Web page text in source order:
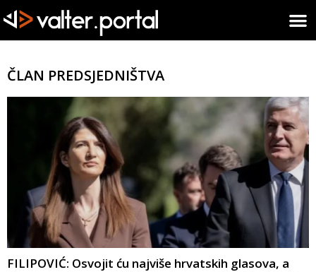
ČLAN PREDSJEDNIŠTVA
FILIPOVIĆ: Osvojit ću najviše hrvatskih glasova, a